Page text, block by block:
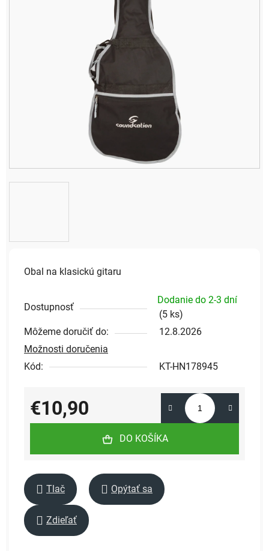
Obal na klasickú gitaru
Dostupnosť
Dodanie do 2-3 dní
(5 ks)
Môžeme doručiť do:
12.8.2026
Možnosti doručenia
Kód:
KT-HN178945
€10,90
Jednotková cena:
DO KOŠÍKA
Tlač Opýtať sa
Zdieľať